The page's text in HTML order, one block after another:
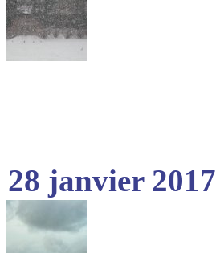
28 janvier 2017